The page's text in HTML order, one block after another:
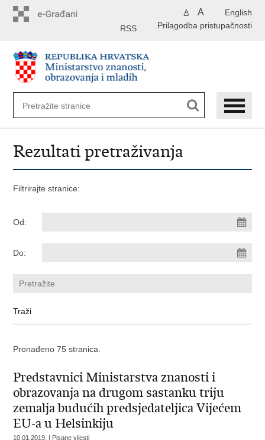
English
A A
Prilagodba pristupačnosti
RSS
Rezultati pretraživanja
Filtrirajte stranice:
Od:
Do:
Pronađeno 75 stranica.
Predstavnici Ministarstva znanosti i
obrazovanja na drugom sastanku triju
zemalja budućih predsjedateljica Vijećem
EU-a u Helsinkiju
10.01.2019. | Pisane vijesti